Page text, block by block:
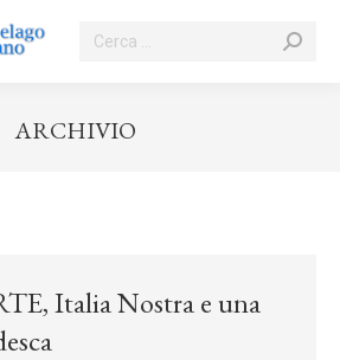
Cerca:
ARCHIVIO
Italia Nostra e una